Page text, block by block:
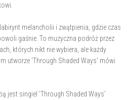
melancholii i zwątpienia, gdzie czas
gaśnie. To muzyczna podróż przez
których nikt nie wybiera, ale każdy
utworze 'Through Shaded Ways' mówi
jest singiel 'Through Shaded Ways'